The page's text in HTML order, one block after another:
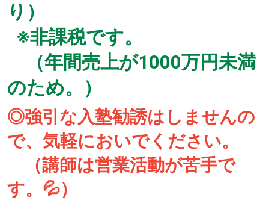
り）
※非課税です。
（年間売上が1000万円未満
のため。）
◎強引な入塾勧誘はしませんの
で、気軽においでください。
（講師は営業活動が苦手で
す。💦）